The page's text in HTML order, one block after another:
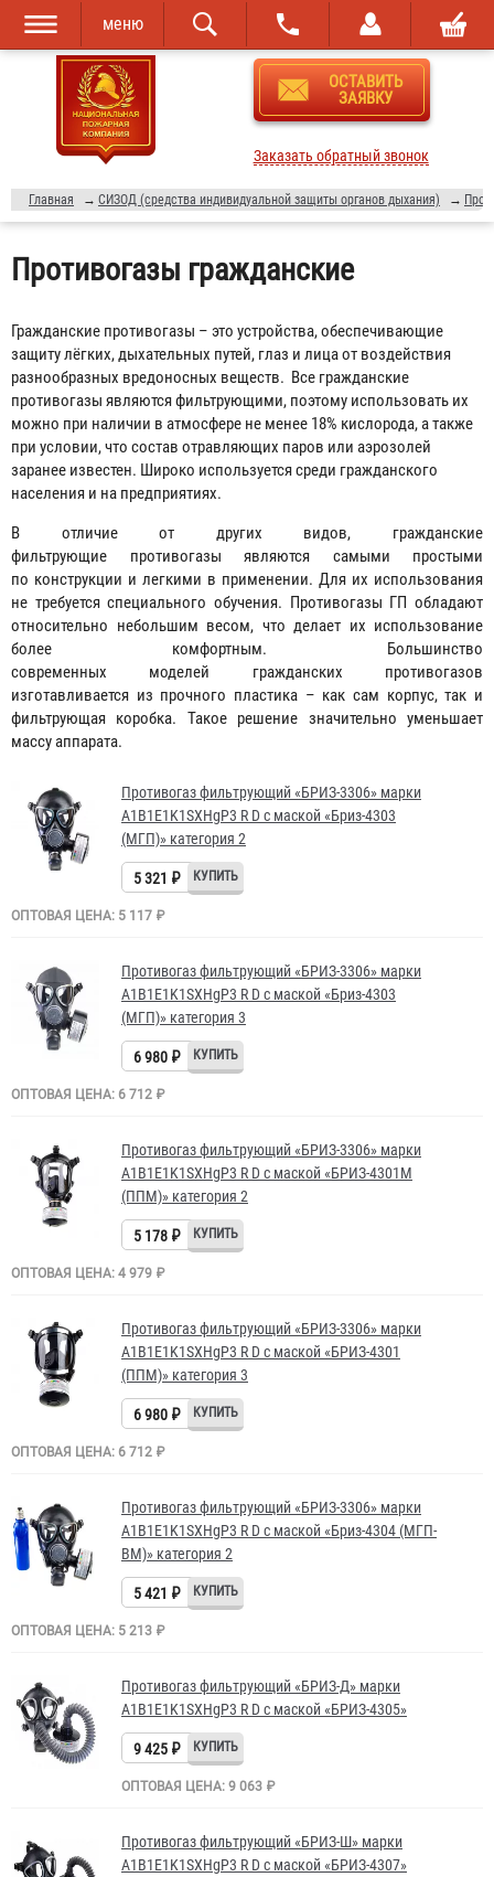
Перейти к
основному
содержанию
Skip to
navigation
меню
ОСТАВИТЬ
ЗАЯВКУ
Заказать обратный звонок
Главная → СИЗОД (средства индивидуальной защиты органов дыхания) →
Противогазы гражданские
Гражданские противогазы – это устройства, обеспечивающие
защиту лёгких, дыхательных путей, глаз и лица от воздействия
разнообразных вредоносных веществ. Все гражданские
противогазы являются фильтрующими, поэтому использовать их
можно при наличии в атмосфере не менее 18% кислорода, а также
при условии, что состав отравляющих паров или аэрозолей
заранее известен. Широко используется среди гражданского
населения и на предприятиях.
В отличие от других видов, гражданские
фильтрующие противогазы являются самыми простыми
по конструкции и легкими в применении. Для их использования
не требуется специального обучения. Противогазы ГП обладают
относительно небольшим весом, что делает их использование
более комфортным. Большинство
современных моделей гражданских противогазов
изготавливается из прочного пластика – как сам корпус, так и
фильтрующая коробка. Такое решение значительно уменьшает
массу аппарата.
Противогаз фильтрующий «БРИЗ-3306» марки
A1B1E1K1SXHgP3 R D с маской «Бриз-4303
(МГП)» категория 2
5 321 ₽
ОПТОВАЯ ЦЕНА: 5 117 ₽
Противогаз фильтрующий «БРИЗ-3306» марки
A1B1E1K1SXHgP3 R D с маской «Бриз-4303
(МГП)» категория 3
6 980 ₽
ОПТОВАЯ ЦЕНА: 6 712 ₽
Противогаз фильтрующий «БРИЗ-3306» марки
A1B1E1K1SXHgP3 R D с маской «БРИЗ-4301М
(ППМ)» категория 2
5 178 ₽
ОПТОВАЯ ЦЕНА: 4 979 ₽
Противогаз фильтрующий «БРИЗ-3306» марки
A1B1E1K1SXHgP3 R D с маской «БРИЗ-4301
(ППМ)» категория 3
6 980 ₽
ОПТОВАЯ ЦЕНА: 6 712 ₽
Противогаз фильтрующий «БРИЗ-3306» марки
A1B1E1K1SXHgP3 R D с маской «Бриз-4304 (МГП-
ВМ)» категория 2
5 421 ₽
ОПТОВАЯ ЦЕНА: 5 213 ₽
Противогаз фильтрующий «БРИЗ-Д» марки
A1B1E1K1SXHgP3 R D с маской «БРИЗ-4305»
9 425 ₽
ОПТОВАЯ ЦЕНА: 9 063 ₽
Противогаз фильтрующий «БРИЗ-Ш» марки
A1B1E1K1SXHgP3 R D с маской «БРИЗ-4307»